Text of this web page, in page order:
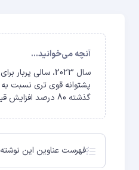
آنچه می‌خوانید...
گذشته 80 درصد افزایش قیمت را […]
فهرست عناوین این نوشته